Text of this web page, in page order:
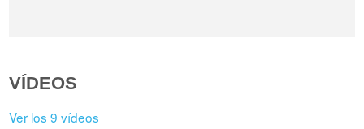
VÍDEOS
Ver los 9 vídeos